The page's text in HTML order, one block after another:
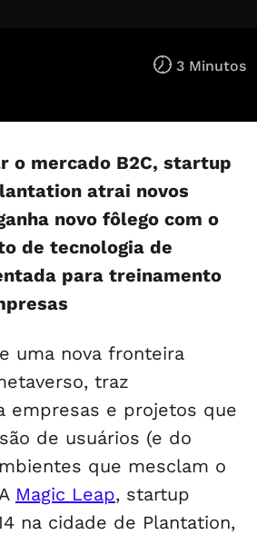
3 Minutos
o mercado B2C, startup
atrai novos
novo fôlego com o
de tecnologia de
para treinamento
uma nova fronteira
traz
empresas e projetos que
de usuários (e do
que mesclam o
Magic Leap, startup
na cidade de Plantation,